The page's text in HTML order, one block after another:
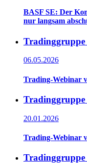
BASF SE: Der
nur langsam
06.05.2026
Trading-Webinar
20.01.2026
Trading-Webinar